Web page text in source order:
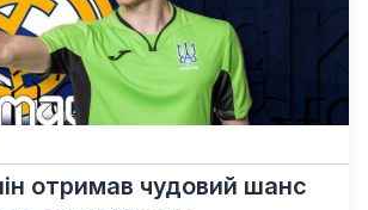
отримав чудовий шанс